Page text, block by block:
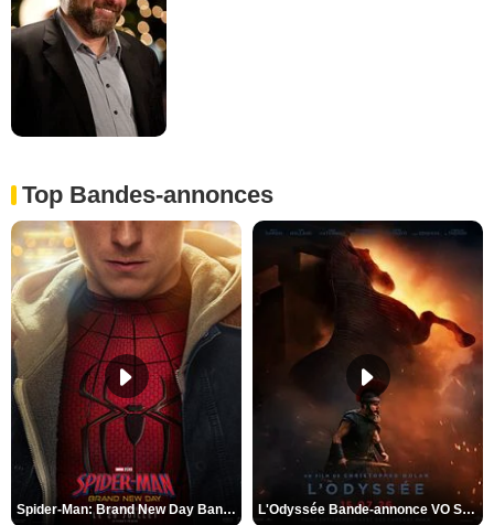
Top Bandes-annonces
Spider-Man: Brand New Day Bande-annonce VO STFR L'Odyssée Bande-annonce VO STFR